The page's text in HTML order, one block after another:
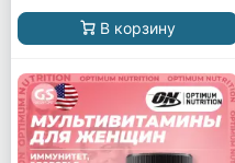
В корзину